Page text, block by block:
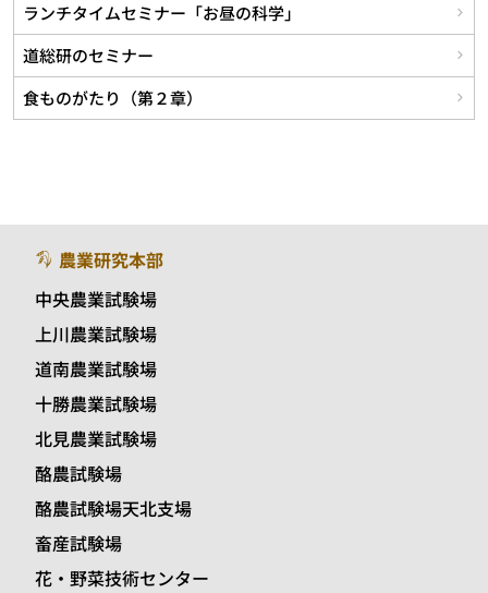
ランチタイムセミナー「お昼の科学」
道総研のセミナー
食ものがたり（第２章）
農業研究本部
中央農業試験場
上川農業試験場
道南農業試験場
十勝農業試験場
北見農業試験場
酪農試験場
酪農試験場天北支場
畜産試験場
花・野菜技術センター